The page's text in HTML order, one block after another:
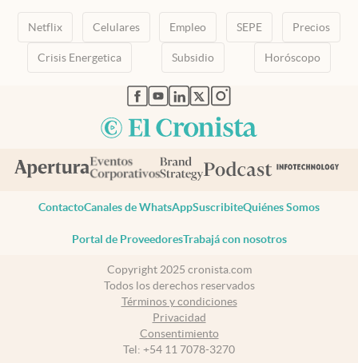
Netflix Celulares Empleo SEPE Precios
Crisis Energetica Subsidio Horóscopo
abre en nueva pestaña
abre en nueva pestaña
abre en nueva pestaña
abre en nueva pestaña
abre en nueva pestaña
ContactoCanales de WhatsAppSuscribiteQuiénes Somos
Portal de ProveedoresTrabajá con nosotros
Copyright 2025 cronista.com
Todos los derechos reservados
Términos y condiciones
Privacidad
Consentimiento
Tel: +54 11 7078-3270